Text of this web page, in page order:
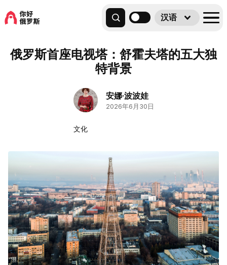
汉语
俄罗斯首座电视塔：舒霍夫塔的五大独
特背景
安娜·波波娃
2026年6月30日
文化